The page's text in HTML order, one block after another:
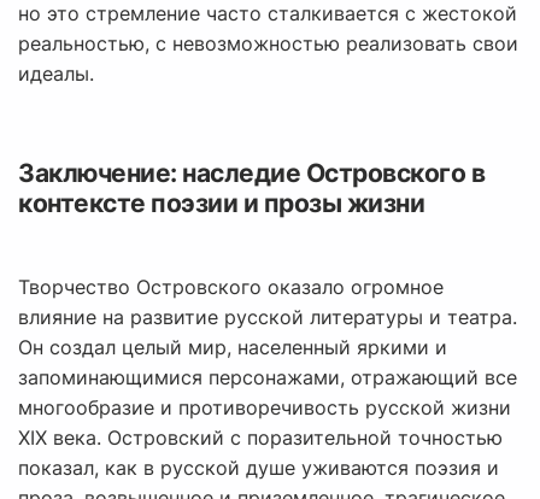
но это стремление часто сталкивается с жестокой
реальностью, с невозможностью реализовать свои
идеалы.
Заключение: наследие Островского в
контексте поэзии и прозы жизни
Творчество Островского оказало огромное
влияние на развитие русской литературы и театра.
Он создал целый мир, населенный яркими и
запоминающимися персонажами, отражающий все
многообразие и противоречивость русской жизни
XIX века. Островский с поразительной точностью
показал, как в русской душе уживаются поэзия и